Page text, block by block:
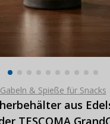
Gabeln & Spieße für Snacks
aus
TESCOMA